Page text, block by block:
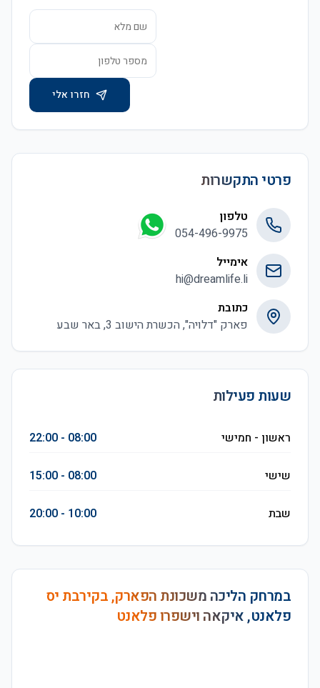
חזרו אלי
פרטי התקשרות
טלפון
054-496-9975
אימייל
hi@dreamlife.li
כתובת
פארק "דלויה", הכשרת הישוב 3, באר שבע
שעות פעילות
ראשון - חמישי 08:00 - 22:00
שישי 08:00 - 15:00
שבת 10:00 - 20:00
במרחק הליכה משכונת הפארק, בקירבת יס
פלאנט, איקאה וישפרו פלאנט